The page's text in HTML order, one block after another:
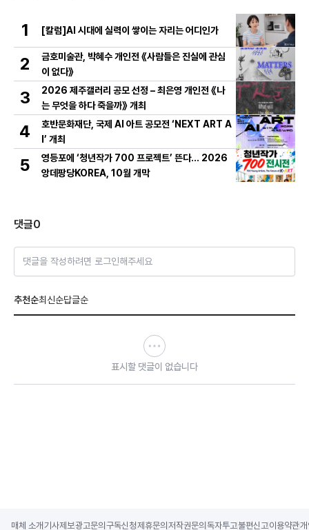
1 [칼럼]AI 시대에 실력이 쌓이는 자리는 어디인가
2
금호미술관, 박혜수 개인전 《사람들은 진실에 관심
이 없다》
3
2026 제주갤러리 공모 선정 – 최은영 개인전 《나
는 무엇을 하다 죽을까》 개최
4
호반문화재단, 국제 AI 아트 공모전 ‘NEXT ART A
I’ 개최
5
영등포에 ‘청년작가 700 프로젝트’ 뜬다… 2026
앙데팡당KOREA, 10월 개막
댓글0
댓글을 작성하려면 로그인해주세요
추천순최신순답글순
표시할 댓글이 없습니다
매체 소개 기사제보광고문의 구독신청제휴문의 저작권문의 독자투고불편신고이용약관